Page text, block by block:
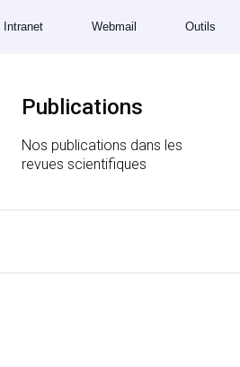
Intranet Webmail Outils
Publications
Nos publications dans les
revues scientifiques